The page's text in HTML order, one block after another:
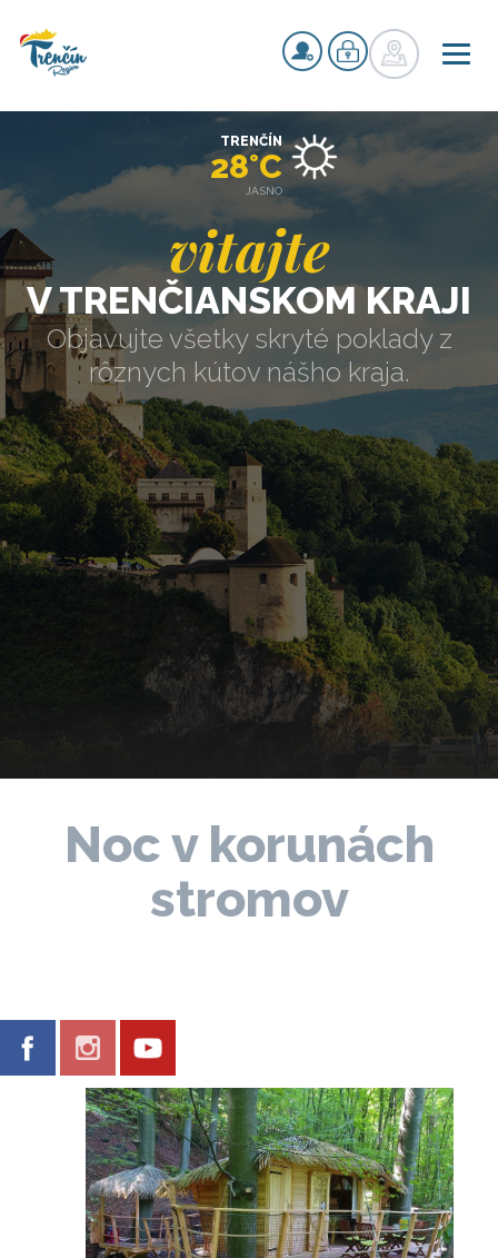
vitajte
V TRENČIANSKOM KRAJI
Objavujte všetky skryté poklady z
rôznych kútov nášho kraja.
TRENČÍN
28°C
JASNO
Noc v korunách
stromov